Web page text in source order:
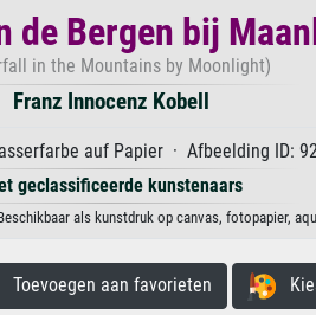
de Bergen bij
in the Mountains by Moonlight)
Franz Innocenz Kobell
auf Papier · Afbeelding ID:
geclassificeerde kunstenaars
als kunstdruk op canvas, fotopapier,
Toevoegen aan favorieten